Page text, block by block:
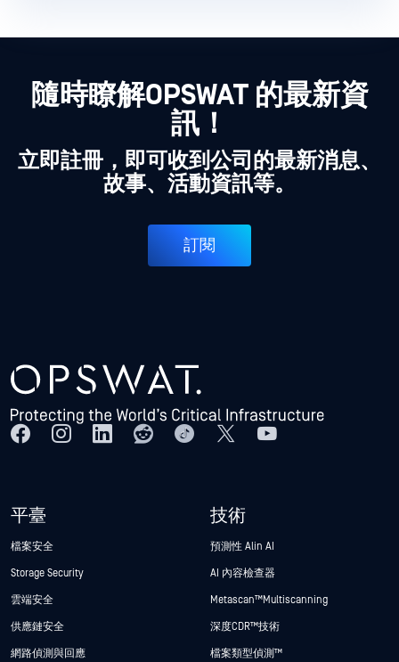
隨時瞭解OPSWAT 的最新資
訊！
立即註冊，即可收到公司的最新消息、
故事、活動資訊等。
訂閱
平臺
檔案安全
Storage Security
雲端安全
供應鏈安全
網路偵測與回應
技術
預測性 Alin AI
AI 內容檢查器
Metascan™ Multiscanning
深度CDR™技術
檔案類型偵測™